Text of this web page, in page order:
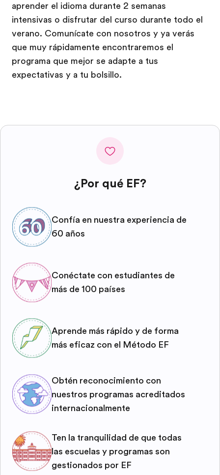
aprender el idioma durante 2 semanas
intensivas o disfrutar del curso durante todo el
verano. Comunícate con nosotros y ya verás
que muy rápidamente encontraremos el
programa que mejor se adapte a tus
expectativas y a tu bolsillo.
¿Por qué EF?
Confía en nuestra experiencia de
60 años
Conéctate con estudiantes de
más de 100 países
Aprende más rápido y de forma
más eficaz con el Método EF
Obtén reconocimiento con
nuestros programas acreditados
internacionalmente
Ten la tranquilidad de que todas
las escuelas y programas son
gestionados por EF